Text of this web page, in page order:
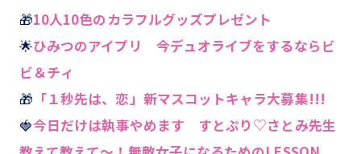
🎁10人10色のカラフルグッズプレゼント
🌟ひみつのアイプリ 今デュオライブをするならビ
ビ＆チィ
🎁 「１秒先は、恋」新マスコットキャラ大募集!!!
🍓今日だけは執事やめます すとぷり♡さとみ先生